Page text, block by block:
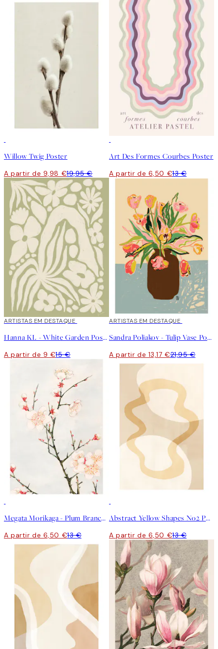
Willow Twig Poster
A partir de 9,98 €19,95 €
Art Des Formes Courbes Poster
A partir de 6,50 €13 €
40%*
ARTISTAS EM DESTAQUE
Hanna KL - White Garden Poster
A partir de 9 €15 €
40%*
ARTISTAS EM DESTAQUE
Sandra Poliakov - Tulip Vase Poster
A partir de 13,17 €21,95 €
Megata Morikaga - Plum Branches with Blossoms Poster
A partir de 6,50 €13 €
Abstract Yellow Shapes No2 Poster
A partir de 6,50 €13 €